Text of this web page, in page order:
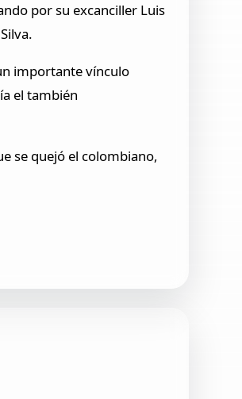
por su excanciller Luis
importante vínculo
el también
se quejó el colombiano,